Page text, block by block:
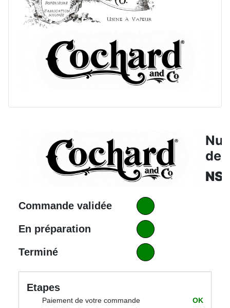
de
Commande validée
En préparation
Terminé
Etapes
Paiement de votre commande
OK